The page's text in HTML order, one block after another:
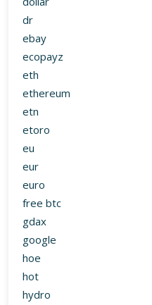
dr
ebay
ecopayz
eth
ethereum
etn
etoro
eu
eur
euro
free btc
gdax
google
hoe
hot
hydro